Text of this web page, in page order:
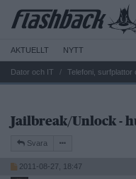
AKTUELLT NYTT
Dator och IT Telefoni, surfplattor
Jailbreak/Unlock -
Svara
2011-08-27, 18:47